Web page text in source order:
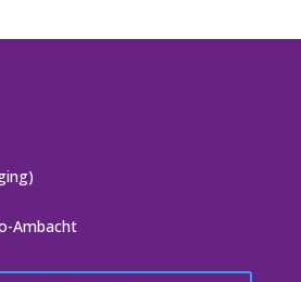
Ambacht